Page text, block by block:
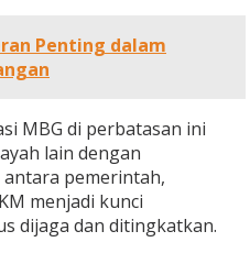
Penting dalam
MBG di perbatasan ini
lain dengan
pemerintah,
menjadi kunci
dijaga dan ditingkatkan.